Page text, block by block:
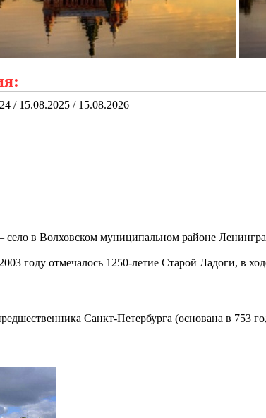
/ 15.08.2025 / 15.08.2026
в Волховском муниципальном районе
году отмечалось 1250-летие Старой Ладоги, в
Санкт-Петербурга (основана в 753